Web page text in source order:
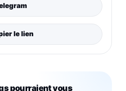
le lien
pourraient vous